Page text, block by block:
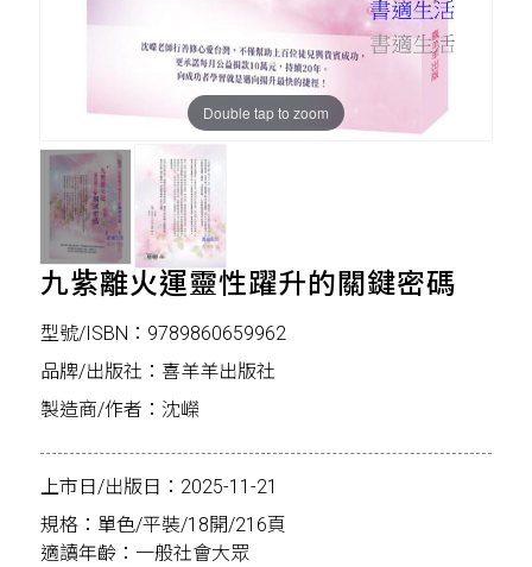
Double tap to zoom
九紫離火運靈性躍升的關鍵密碼
型號/ISBN：9789860659962
品牌/出版社：喜羊羊出版社
製造商/作者：沈嶸
上市日/出版日：2025-11-21
規格：單色/平裝/18開/216頁
適讀年齡：一般社會大眾